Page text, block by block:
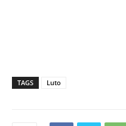
TAGS Luto